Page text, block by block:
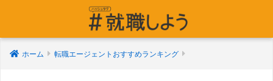
ホーム 転職エージェントおすすめランキング